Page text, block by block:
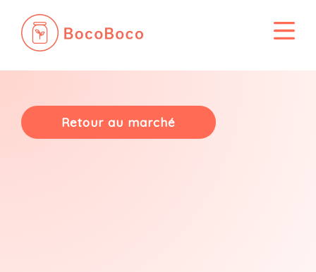
contenu
Retour au marché